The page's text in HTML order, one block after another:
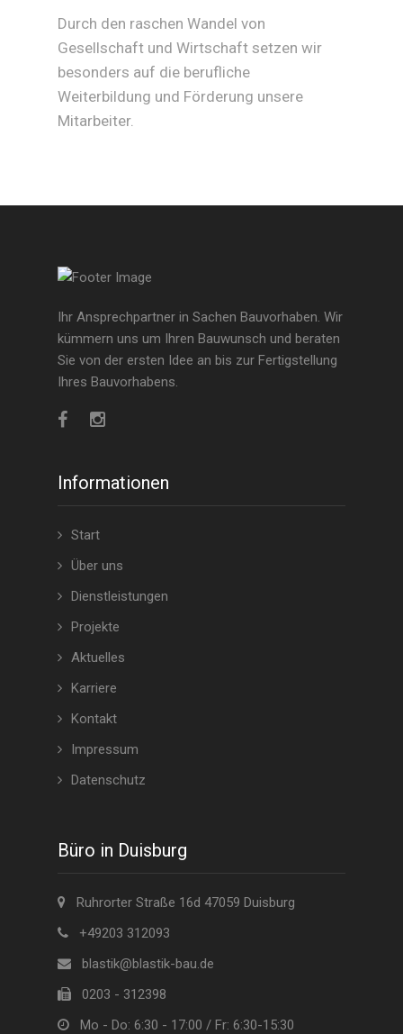
Durch den raschen Wandel von
Gesellschaft und Wirtschaft setzen wir
besonders auf die berufliche
Weiterbildung und Förderung unsere
Mitarbeiter.
Ihr Ansprechpartner in Sachen Bauvorhaben. Wir
kümmern uns um Ihren Bauwunsch und beraten
Sie von der ersten Idee an bis zur Fertigstellung
Ihres Bauvorhabens.
Informationen
Start
Über uns
Dienstleistungen
Projekte
Aktuelles
Karriere
Kontakt
Impressum
Datenschutz
Büro in Duisburg
Ruhrorter Straße 16d 47059 Duisburg
+49203 312093
blastik@blastik-bau.de
0203 - 312398
Mo - Do: 6:30 - 17:00 / Fr: 6:30-15:30